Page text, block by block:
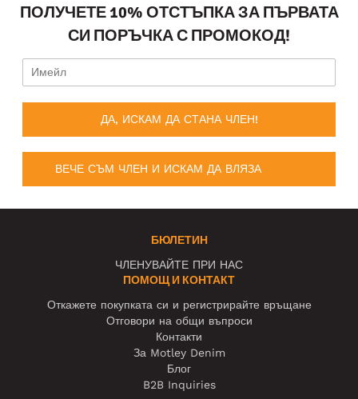
ПОЛУЧЕТЕ 10% ОТСТЪПКА ЗА ПЪРВАТА
СИ ПОРЪЧКА С ПРОМОКОД!
ДА, ИСКАМ ДА СТАНА ЧЛЕН!
ВЕЧЕ СЪМ ЧЛЕН И ИСКАМ ДА ВЛЯЗА
БЮЛЕТИН
ЧЛЕНУВАЙТЕ ПРИ НАС
ПОМОЩ И КОНТАКТ
Откажете покупката си и регистрирайте връщане
Отговори на общи въпроси
Контакти
За Motley Denim
Блог
B2B Inquiries